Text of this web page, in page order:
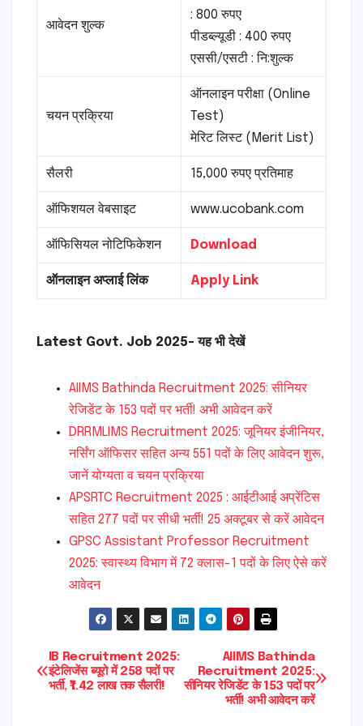
आवेदन शुल्क
: 800 रुपए
पीडब्ल्यूडी : 400 रुपए
एससी/एसटी : नि:शुल्क
चयन प्रक्रिया
ऑनलाइन परीक्षा (Online
Test)
मेरिट लिस्ट (Merit List)
सैलरी 15,000 रुपए प्रतिमाह
ऑफिशयल वेबसाइट www.ucobank.com
ऑफिसियल नोटिफिकेशन Download
ऑनलाइन अप्लाई लिंक Apply Link
Latest Govt. Job 2025- यह भी देखें
AIIMS Bathinda Recruitment 2025: सीनियर
रेजिडेंट के 153 पदों पर भर्ती! अभी आवेदन करें
DRRMLIMS Recruitment 2025: जूनियर इंजीनियर,
नर्सिंग ऑफिसर सहित अन्य 551 पदों के लिए आवेदन शुरू,
जानें योग्यता व चयन प्रक्रिया
APSRTC Recruitment 2025 : आईटीआई अप्रेंटिस
सहित 277 पदों पर सीधी भर्ती! 25 अक्टूबर से करें आवेदन
GPSC Assistant Professor Recruitment
2025: स्वास्थ्य विभाग में 72 क्लास-1 पदों के लिए ऐसे करें
आवेदन
Post
navigation
AIIMS Bathinda
Recruitment 2025:
सीनियर रेजिडेंट के 153 पदों पर
भर्ती! अभी आवेदन करें
IB Recruitment 2025:
इंटेलिजेंस ब्यूरो में 258 पदों पर
भर्ती, ₹1.42 लाख तक सैलरी!